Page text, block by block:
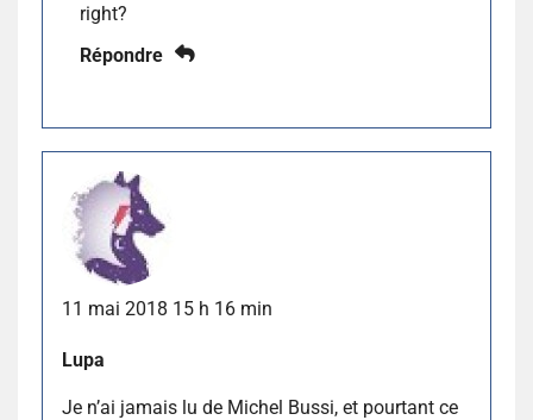
right?
Répondre
11 mai 2018 15 h 16 min
Lupa
Je n’ai jamais lu de Michel Bussi, et pourtant ce